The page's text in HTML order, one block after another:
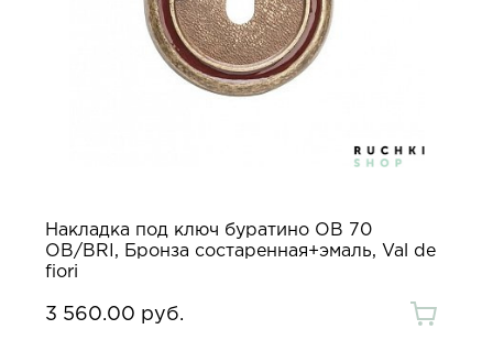
Накладка под ключ буратино OB 70
OB/BRI, Бронза состаренная+эмаль, Val de
fiori
3 560.00 руб.